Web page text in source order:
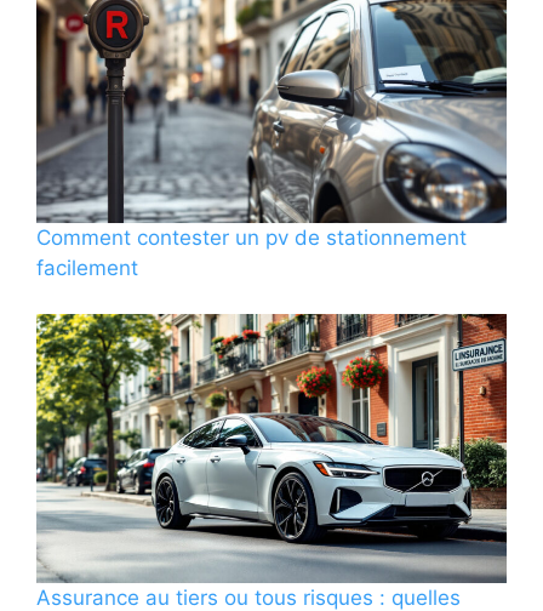
Comment contester un pv de stationnement
facilement
Assurance au tiers ou tous risques : quelles